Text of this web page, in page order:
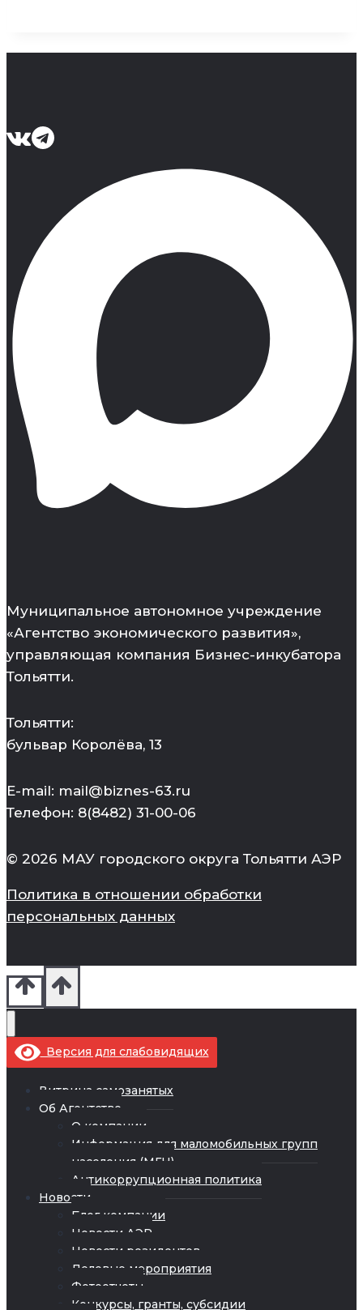
Муниципальное автономное учреждение
«Агентство экономического развития»,
управляющая компания Бизнес-инкубатора
Тольятти.
Тольятти:
бульвар Королёва, 13
E-mail: mail@biznes-63.ru
Телефон: 8(8482) 31-00-06
© 2026 МАУ городского округа Тольятти АЭР
Политика в отношении обработки
персональных данных
Версия для слабовидящих
Витрина самозанятых
Об Агентстве
О компании
Информация для маломобильных групп
населения (МГН)
Антикоррупционная политика
Новости
Блог компании
Новости АЭР
Новости резидентов
Деловые мероприятия
Фотоотчеты
Конкурсы, гранты, субсидии